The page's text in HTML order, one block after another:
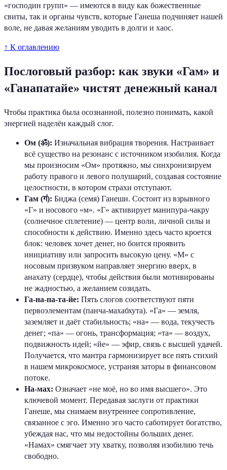
«господин групп» — имеются в виду как божественные
свиты, так и органы чувств, которые Ганеша подчиняет нашей
воле, не давая желаниям уводить в долги и хаос.
↑ К оглавлению
Послоговый разбор: как звуки «Гам» и
«Ганапатайе» чистят денежный канал
Чтобы практика была осознанной, полезно понимать, какой
энергией наделён каждый слог.
Ом (ॐ): Изначальная вибрация творения. Настраивает
всё существо на резонанс с источником изобилия. Когда
мы произносим «Ом» протяжно, мы синхронизируем
работу правого и левого полушарий, создавая состояние
целостности, в котором страхи отступают.
Гам (गं): Биджа (семя) Ганеши. Состоит из взрывного
«Г» и носового «м». «Г» активирует манипура-чакру
(солнечное сплетение) — центр воли, личной силы и
способности к действию. Именно здесь часто кроется
блок: человек хочет денег, но боится проявить
инициативу или запросить высокую цену. «М» с
носовым призвуком направляет энергию вверх, в
анахату (сердце), чтобы действия были мотивированы
не жадностью, а желанием созидать.
Га-на-па-та-йе: Пять слогов соответствуют пяти
первоэлементам (панча-махабхута). «Га» — земля,
заземляет и даёт стабильность; «на» — вода, текучесть
денег; «па» — огонь, трансформация; «та» — воздух,
подвижность идей; «йе» — эфир, связь с высшей удачей.
Получается, что мантра гармонизирует все пять стихий
в нашем микрокосмосе, устраняя заторы в финансовом
потоке.
На-мах: Означает «не моё, но во имя высшего». Это
ключевой момент. Передавая заслуги от практики
Ганеше, мы снимаем внутреннее сопротивление,
связанное с эго. Именно эго часто саботирует богатство,
убеждая нас, что мы недостойны больших денег.
«Намах» смягчает эту хватку, позволяя изобилию течь
свободно.